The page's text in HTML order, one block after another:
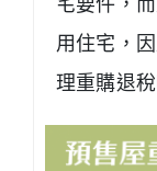
宅要件，
用住宅，
理重購退稅